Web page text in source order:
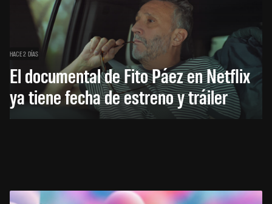
HACE 2 DÍAS
El documental de Fito Páez en Netflix
ya tiene fecha de estreno y tráiler